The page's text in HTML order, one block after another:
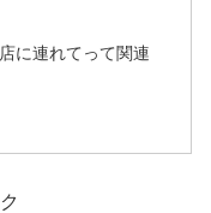
に連れてって関連